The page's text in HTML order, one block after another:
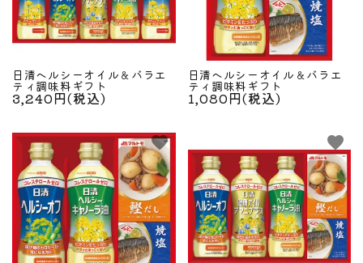
日清ヘルシーオイル＆バラエ
ティ調味料ギフト
3,240円(税込)
日清ヘルシーオイル＆バラエ
ティ調味料ギフト
1,080円(税込)
favorite favorite